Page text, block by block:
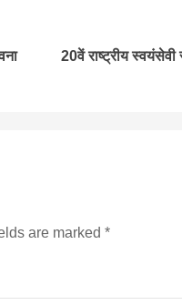
20वें राष्ट्रीय स्वयंसेवी
are marked*